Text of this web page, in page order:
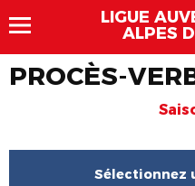
LIGUE
ALPES
PROCÈS-
Sélectionnez